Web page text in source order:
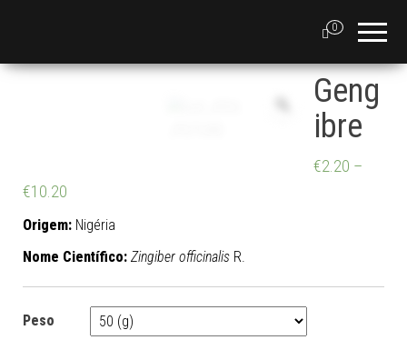
0
Geng
ibre
€2.20 –
€10.20
Origem: Nigéria
Nome Científico: Zingiber officinalis R.
Peso